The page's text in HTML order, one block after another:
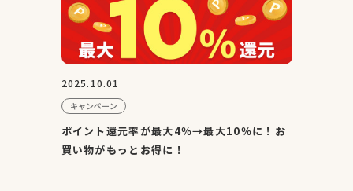
2025.10.01
キャンペーン
ポイント還元率が最大4％→最大10％に！お
買い物がもっとお得に！